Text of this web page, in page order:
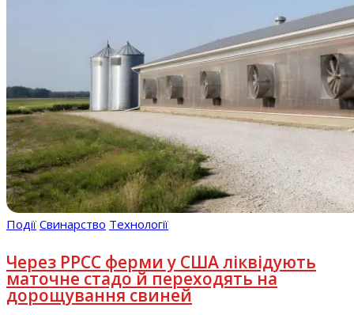
Події Свинарство Технології
Через РРСС ферми у США ліквідують
маточне стадо й переходять на
дорощування свиней